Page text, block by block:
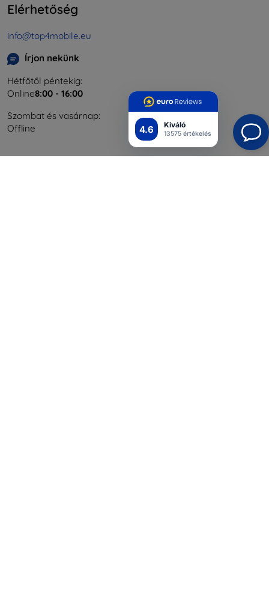
4.6 Kiváló
13575 értékelés
Elérhetőség
info@top4mobile.eu
Írjon nekünk
Hétfőtől péntekig:
Online8:00 - 16:00
Szombat és vasárnap:
Offline